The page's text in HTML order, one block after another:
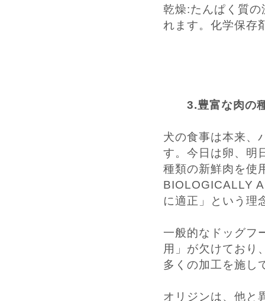
乾燥:たんぱく質
れます。化学保存
3.豊富な肉の
犬の食事は本来、
す。今日は卵、明
種類の新鮮肉を使
BIOLOGICALLY
に適正」という理
一般的なドッグフ
用」が欠けており
多くの加工を施し
オリジンは、他と